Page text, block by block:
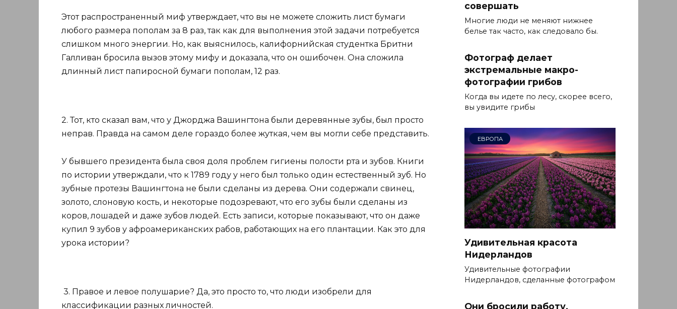
Этот распространенный миф утверждает, что вы не можете сложить лист бумаги
любого размера пополам за 8 раз, так как для выполнения этой задачи потребуется
слишком много энергии. Но, как выяснилось, калифорнийская студентка Бритни
Галливан бросила вызов этому мифу и доказала, что он ошибочен. Она сложила
длинный лист папиросной бумаги пополам, 12 раз.
2. Тот, кто сказал вам, что у Джорджа Вашингтона были деревянные зубы, был просто
неправ. Правда на самом деле гораздо более жуткая, чем вы могли себе представить.
У бывшего президента была своя доля проблем гигиены полости рта и зубов. Книги
по истории утверждали, что к 1789 году у него был только один естественный зуб. Но
зубные протезы Вашингтона не были сделаны из дерева. Они содержали свинец,
золото, слоновую кость, и некоторые подозревают, что его зубы были сделаны из
коров, лошадей и даже зубов людей. Есть записи, которые показывают, что он даже
купил 9 зубов у афроамериканских рабов, работающих на его плантации. Как это для
урока истории?
3. Правое и левое полушарие? Да, это просто то, что люди изобрели для
классификации разных личностей.
совершать
Многие люди не меняют нижнее
белье так часто, как следовало бы.
Фотограф делает
экстремальные макро-
фотографии грибов
Когда вы идете по лесу, скорее всего,
вы увидите грибы
ЕВРОПА
Удивительная красота
Нидерландов
Удивительные фотографии
Нидерландов, сделанные фотографом
Они бросили работу,